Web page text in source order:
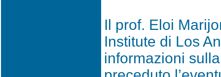
Il prof. Eloi
Institute di Los
informazioni